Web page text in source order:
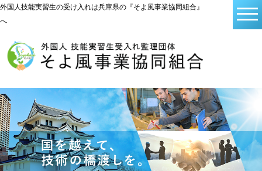
外国人技能実習生の受け入れは兵庫県の『そよ風事業協同組合』
へ